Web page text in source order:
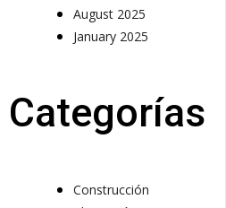
August 2025
January 2025
Categorías
Construcción